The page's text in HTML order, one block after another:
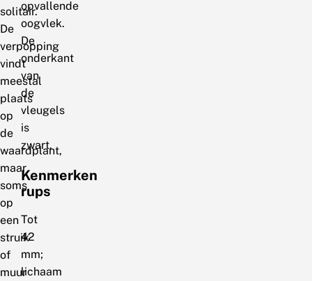
solitair.
De
verpopping
vindt
meestal
plaats
op
de
waardplant,
maar
soms
op
een
struik
of
muur
opvallende
oogvlek.
De
onderkant
van
de
vleugels
is
zwart.
Kenmerken
rups
Tot
42
mm;
lichaam